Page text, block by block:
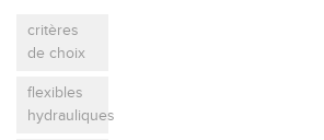
critères
de choix
flexibles
hydrauliques